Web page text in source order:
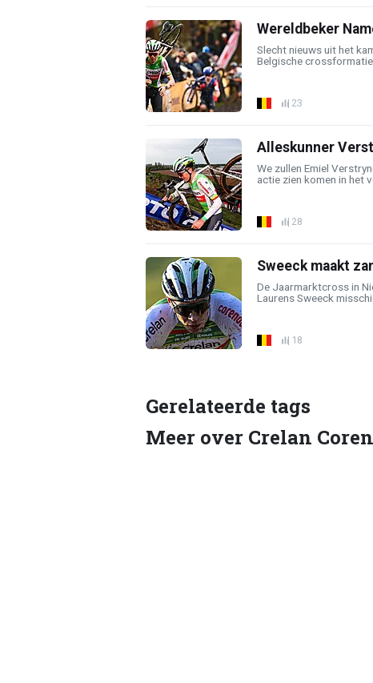
Wereldbeker
Slecht nieuws uit het
Belgische crossformatie
23
Alleskunner
We zullen Emiel
actie zien komen in het
28
Sweeck maakt
De Jaarmarktcross in
Laurens Sweeck
18
Gerelateerde tags
Meer over Crelan